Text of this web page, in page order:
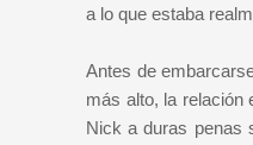
a lo que estaba
Antes de
más alto, la relación
Nick a duras penas